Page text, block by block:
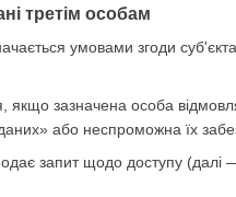
третім особам
умовами згоди
якщо зазначена особа
або неспроможна їх
запит щодо доступу